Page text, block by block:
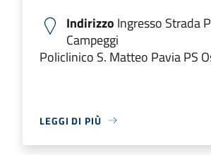
Indirizzo Ingresso Strada
Campeggi
Policlinico S. Matteo Pavia PS
LEGGI DI PIÙ